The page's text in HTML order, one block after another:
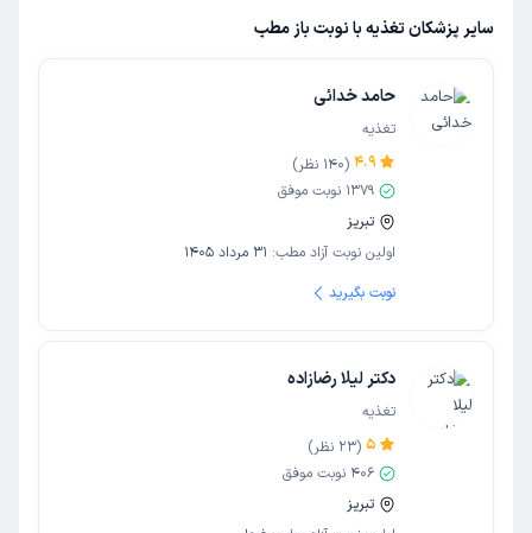
سایر پزشکان تغذیه با نوبت باز مطب
حامد خدائی
تغذیه
4.9
(
140 نظر)
1379 نوبت موفق
تبریز
اولین نوبت آزاد مطب: 31 مرداد 1405
نوبت بگیرید
دکتر لیلا رضازاده
تغذیه
5
(
23 نظر)
406 نوبت موفق
تبریز